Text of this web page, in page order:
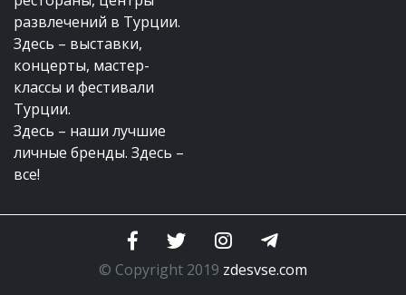
развлечений в Турции.
Здесь – выставки,
концерты, мастер-
классы и фестивали
Турции.
Здесь – наши лучшие
личные бренды. Здесь –
все!
© Copyright 2019 zdesvse.com